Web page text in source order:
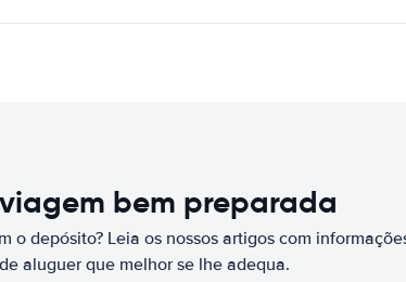
bem preparada
o depósito? Leia os nossos artigos com
aluguer que melhor se lhe adequa.